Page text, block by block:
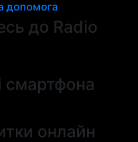
допомога
до Radio
смартфона
онлайн